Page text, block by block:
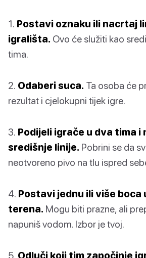
1. Postavi oznaku ili nacrtaj
igrališta. Ovo će služiti kao
tima.
2. Odaberi suca. Ta osoba će
rezultat i cjelokupni tijek igre.
3. Podijeli igrače u dva tima i
središnje linije. Pobrini se da
neotvoreno pivo na tlu ispred
4. Postavi jednu ili više boca
terena. Mogu biti prazne, ali
napuniš vodom. Izbor je tvoj.
5. Odluči koji tim započinje